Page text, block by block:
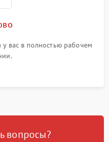
вас в полностью рабочем
вопросы?